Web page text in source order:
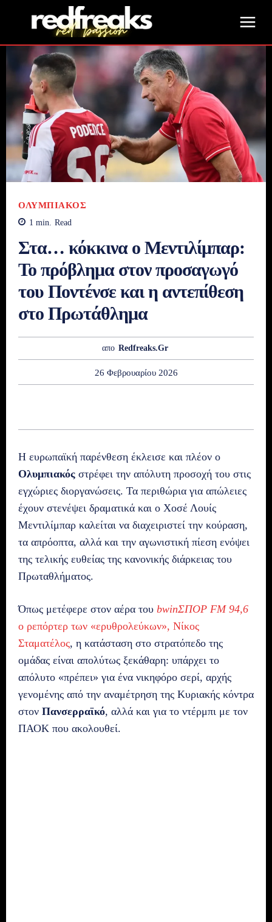
ΟΛΥΜΠΙΑΚΌΣ
1 min. Read
Στα… κόκκινα ο Μεντιλίμπαρ:
Το πρόβλημα στον προσαγωγό
του Ποντένσε και η αντεπίθεση
στο Πρωτάθλημα
απο Redfreaks.gr
26 Φεβρουαρίου 2026
Η ευρωπαϊκή παρένθεση έκλεισε και πλέον ο
Ολυμπιακός στρέφει την απόλυτη προσοχή του στις
εγχώριες διοργανώσεις. Τα περιθώρια για απώλειες
έχουν στενέψει δραματικά και ο Χοσέ Λουίς
Μεντιλίμπαρ καλείται να διαχειριστεί την κούραση,
τα απρόοπτα, αλλά και την αγωνιστική πίεση ενόψει
της τελικής ευθείας της κανονικής διάρκειας του
Πρωταθλήματος.
Όπως μετέφερε στον αέρα του bwinΣΠΟΡ FM 94,6
ο ρεπόρτερ των «ερυθρολεύκων», Νίκος
Σταματέλος, η κατάσταση στο στρατόπεδο της
ομάδας είναι απολύτως ξεκάθαρη: υπάρχει το
απόλυτο «πρέπει» για ένα νικηφόρο σερί, αρχής
γενομένης από την αναμέτρηση της Κυριακής κόντρα
στον Πανσερραϊκό, αλλά και για το ντέρμπι με τον
ΠΑΟΚ που ακολουθεί.